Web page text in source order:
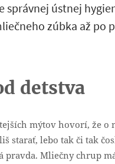
správnej ústnej
zúbka až po
detstva
mýtov hovorí, že o
starať, lebo tak či tak
pravda. Mliečny chrup